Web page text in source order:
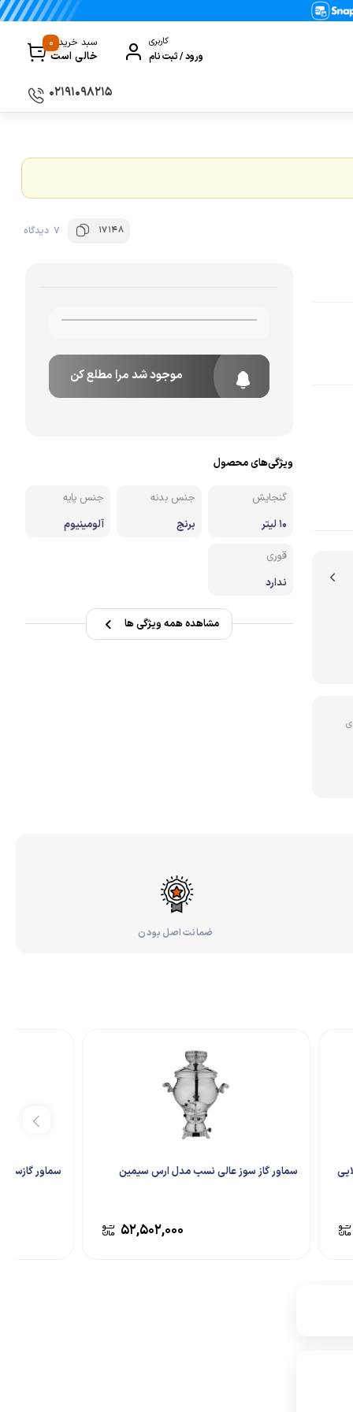
کاربری
ورود / ثبت نام
سبد خرید
خالی است
0
ظروف سرو و پذیرایی
ظروف نگهداری
۰۲۱۹۱۰۹۸۲۱۵
17148 7 دیدگاه
موجود شد مرا مطلع کن
ویژگی‌های محصول
گنجایش
10 لیتر
جنس بدنه
برنج
جنس پایه
آلومینیوم
قوری
ندارد
مشاهده همه ویژگی ها
ضمانت اصل بودن
سماور گاز سوز عالی نسب مدل ارس سیمین
۵۲,۵۰۲,۰۰۰
سماور